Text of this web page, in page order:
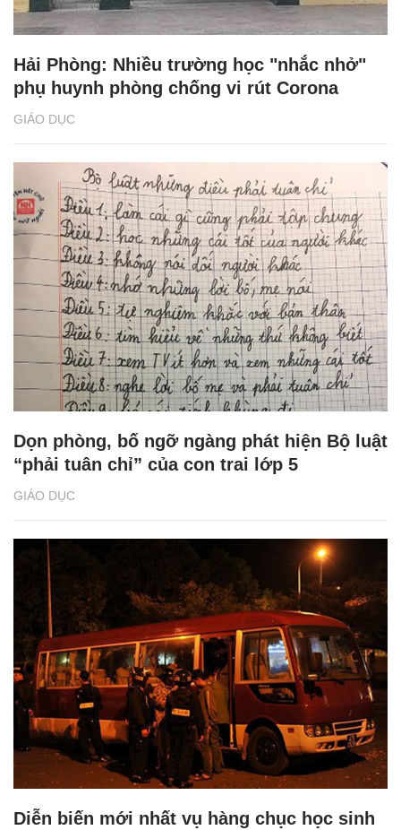
GIÁO DỤC
Hải Phòng: Nhiều trường học "nhắc nhở"
phụ huynh phòng chống vi rút Corona
GIÁO DỤC
Dọn phòng, bố ngỡ ngàng phát hiện Bộ luật
“phải tuân chỉ” của con trai lớp 5
Diễn biến mới nhất vụ hàng chục học sinh